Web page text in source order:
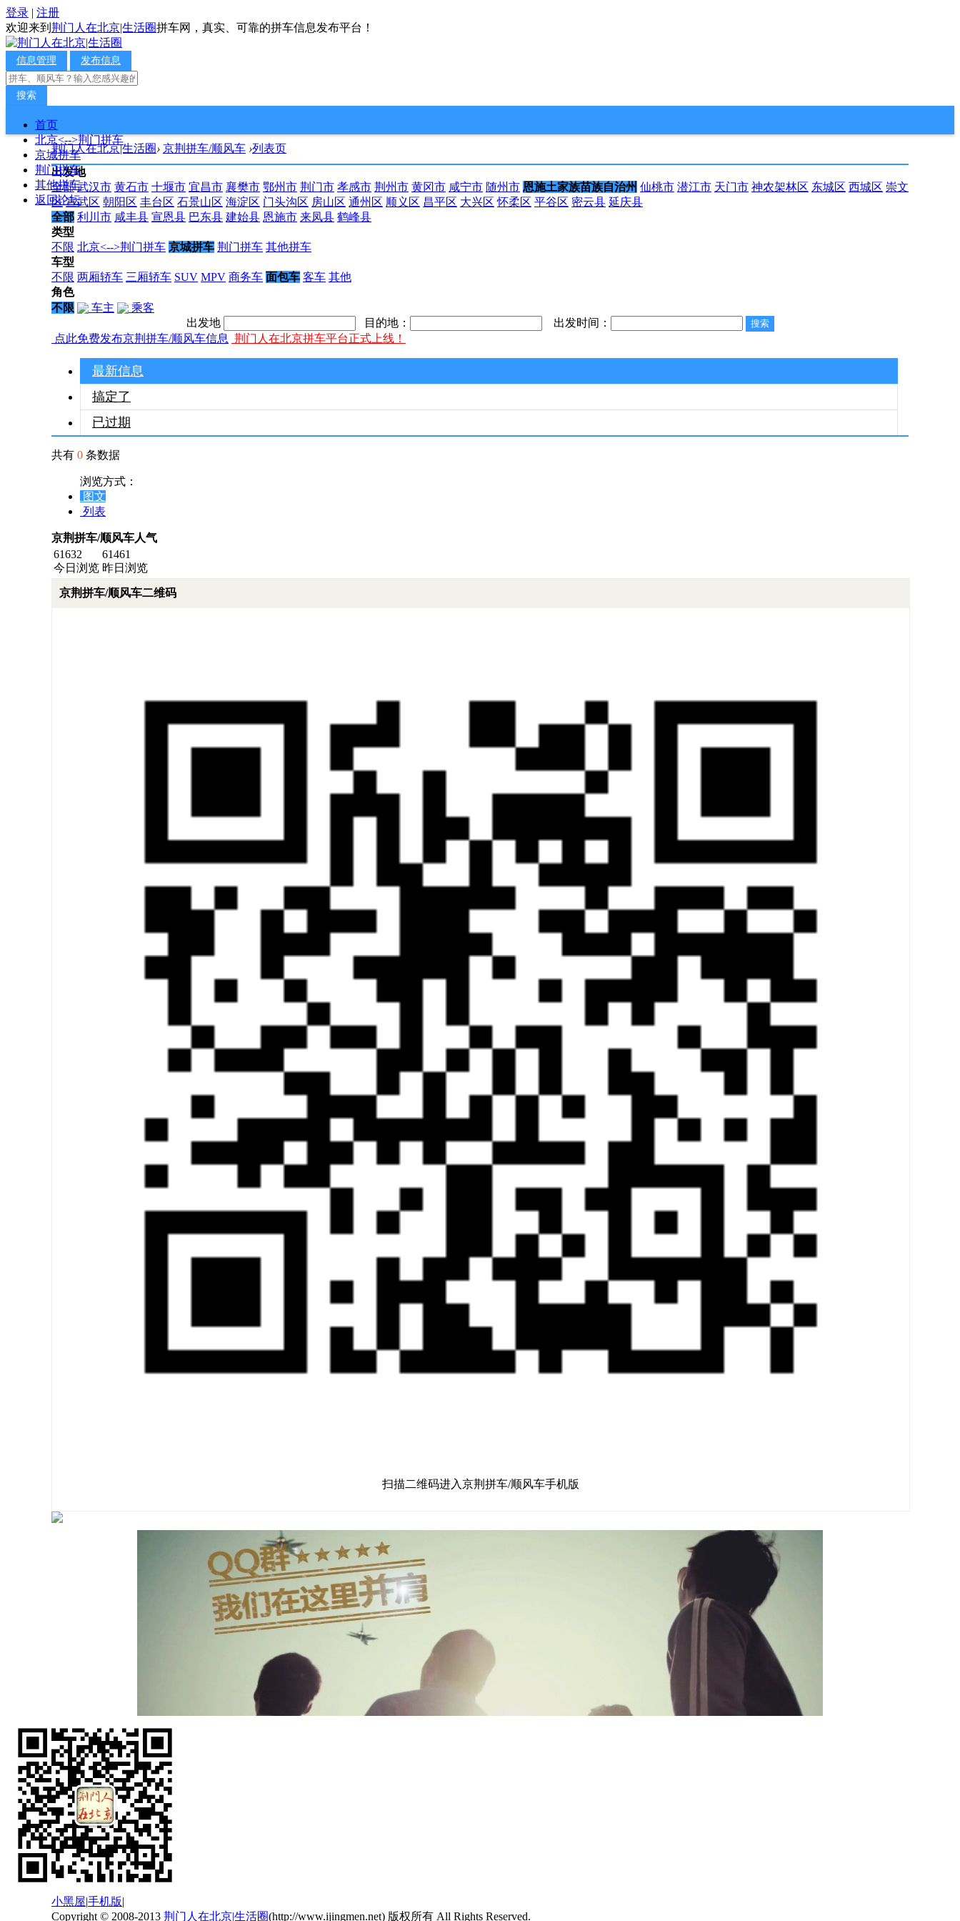
登录 | 注册
欢迎来到 荆门人在北京|生活圈拼车网，真实、可靠的拼车信息发布平台！
信息管理 发布信息
搜索
首页
北京<-->荆门拼车
京城拼车
荆门拼车
其他拼车
返回论坛
荆门人在北京|生活圈› 京荆拼车/顺风车 ›列表页
出发地
全部 武汉市 黄石市 十堰市 宜昌市 襄樊市 鄂州市 荆门市 孝感市 荆州市 黄冈市 咸宁市 随州市 恩施土家族苗族自治州 仙桃市 潜江市 天门市 神农架林区 东城区 西城区 崇文
区 宣武区 朝阳区 丰台区 石景山区 海淀区 门头沟区 房山区 通州区 顺义区 昌平区 大兴区 怀柔区 平谷区 密云县 延庆县
全部 利川市 咸丰县 宣恩县 巴东县 建始县 恩施市 来凤县 鹤峰县
类型
不限 北京<-->荆门拼车 京城拼车 荆门拼车 其他拼车
车型
不限 两厢轿车 三厢轿车 SUV MPV 商务车 面包车 客车 其他
角色
不限
车主
乘客
出发地
目的地：
出发时间：
点此免费发布京荆拼车/顺风车信息 荆门人在北京拼车平台正式上线！
最新信息
搞定了
已过期
共有 0 条数据
浏览方式：
图文
列表
京荆拼车/顺风车人气
61632
今日浏览
61461
昨日浏览
京荆拼车/顺风车二维码
扫描二维码进入京荆拼车/顺风车手机版
小黑屋|手机版|
Copyright © 2008-2013 荆门人在北京|生活圈(http://www.ijingmen.net) 版权所有 All Rights Reserved.